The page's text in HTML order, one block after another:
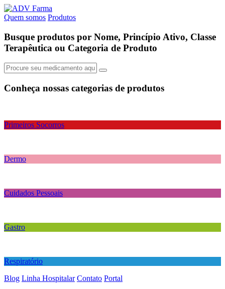
Quem somos Produtos
Busque produtos por Nome, Princípio Ativo, Classe
Terapêutica ou Categoria de Produto
Conheça nossas categorias de produtos
Primeiros Socorros
Dermo
Cuidados Pessoais
Gastro
Respiratório
Blog Linha Hospitalar Contato Portal